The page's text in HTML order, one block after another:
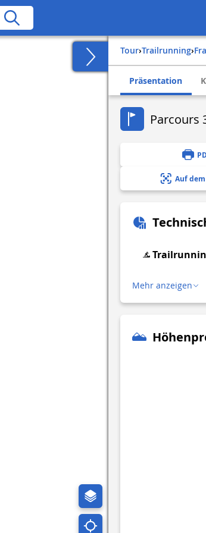
Tour› Trailrunning›
Präsentation
Parcours
Auf
Mehr anzeigen